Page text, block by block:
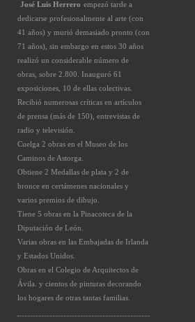
José Luis Herrero empezó tarde a
dedicarse profesionalmente al arte (con
41 años) y murió demasiado pronto (con
71 años), sin embargo en estos 30 años
realizó un considerable número de
obras, sobre 2.800. Inauguró 61
exposiciones, 10 de ellas colectivas.
Recibió numerosas críticas en artículos
de prensa (más de 150), entrevistas de
radio y televisión.
Cuelga 2 obras en el Museo de los
Caminos de Astorga.
Obtiene 2 Medallas de plata y 2 de
bronce en certámenes nacionales y
varios premios de dibujo.
Tiene 5 obras en la Pinacoteca de la
Diputación de León.
Varias obras en las Embajadas de Irlanda
y Estados Unidos.
Obras en el Colegio de Arquitectos de
Ávila. y cientos de pinturas decorando
los hogares de otras tantas familias.